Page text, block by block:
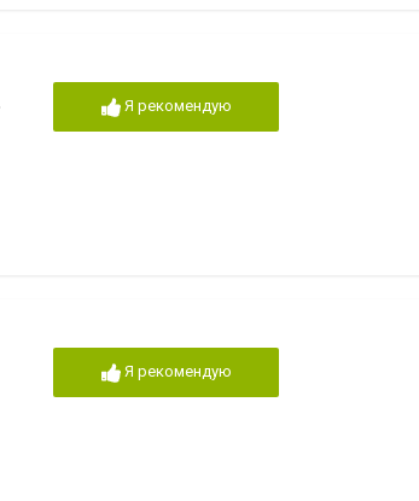
Я рекомендую
Я рекомендую